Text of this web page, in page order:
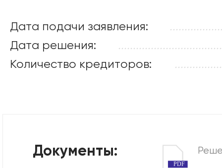
Дата подачи заявления:
Дата решения:
Количество кредиторов:
Документы:
PDF